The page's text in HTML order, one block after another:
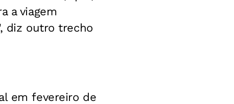
a viagem
diz outro trecho
em fevereiro de